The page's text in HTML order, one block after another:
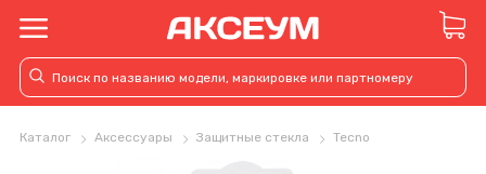
Каталог Аксессуары Защитные стекла Tecno